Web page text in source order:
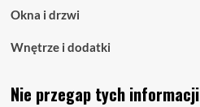
Okna i drzwi
Wnętrze i dodatki
Nie przegap tych informacji